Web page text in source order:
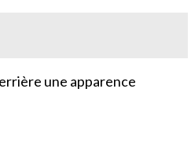
une apparence